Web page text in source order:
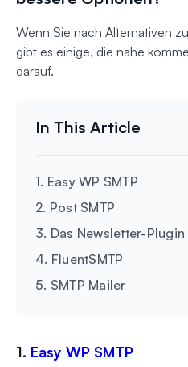
Wenn Sie nach Alternativen zu
gibt es einige, die nahe
darauf.
1. Easy WP SMTP
2. Post SMTP
3. Das Newsletter-Plugin
4. FluentSMTP
5. SMTP Mailer
1. Easy WP SMTP